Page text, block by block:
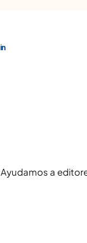
in
Ayudamos a